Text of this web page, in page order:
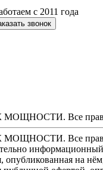
с 2011 года
звонок
Все
Все
информационный
опубликованная на